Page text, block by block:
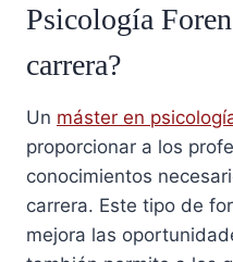
Psicología
carrera?
Un máster en
proporcionar a los
conocimientos
carrera. Este tipo de
mejora las